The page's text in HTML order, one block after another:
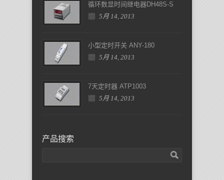
循环数显时间继电器DH48S-S
5月 14, 2013
小型定时开关 ANY-180
5月 14, 2013
7天定时器 ATP1003
5月 14, 2013
产品搜索